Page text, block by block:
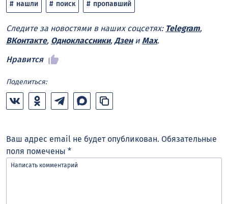
нашли поиск пропавший
Следите за новостями в наших соцсетях: Telegram,
ВКонтакте, Одноклассники, Дзени Max.
Нравится
Поделиться:
Ваш адрес email не будет опубликован. Обязательные
поля помечены *